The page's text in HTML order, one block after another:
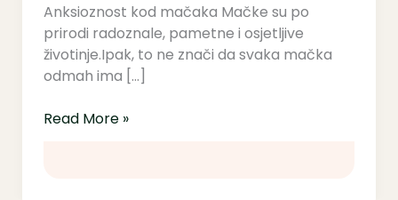
Anksioznost kod mačaka Mačke su po
prirodi radoznale, pametne i osjetljive
životinje.Ipak, to ne znači da svaka mačka
odmah ima […]
Read More »